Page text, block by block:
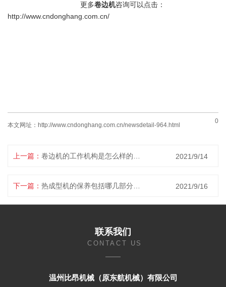
更多卷边机咨询可以点击：
http://www.cndonghang.com.cn/
0
本文网址： http://www.cndonghang.com.cn/newsdetail-964.html
上一篇： 卷边机的工作机构是怎么样的呢？ 2021/9/14
下一篇： 热成型机的保养包括哪几部分呢？ 2021/9/16
联系我们
CONTACT US
温州比昂机械（原东航机械）有限公司